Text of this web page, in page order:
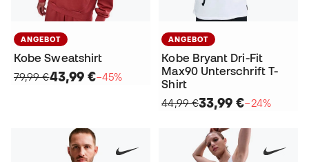
ANGEBOT
Kobe Sweatshirt
79,99 €43,99 €−45%
ANGEBOT
Kobe Bryant Dri-Fit
Max90 Unterschrift T-
Shirt
44,99 €33,99 €−24%